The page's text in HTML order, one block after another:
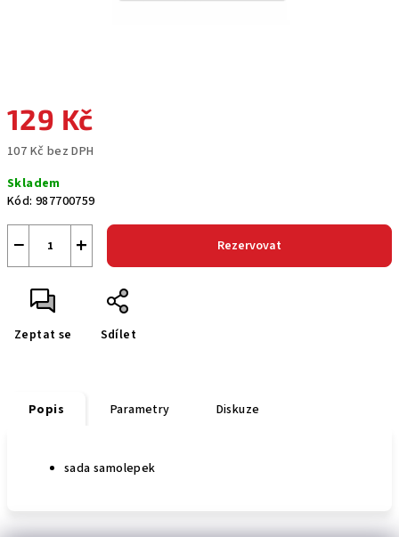
129 Kč
107 Kč bez DPH
cena:
Skladem
Kód: 987700759
+
− Rezervovat
Zeptat se Sdílet
Popis Parametry Diskuze
sada samolepek